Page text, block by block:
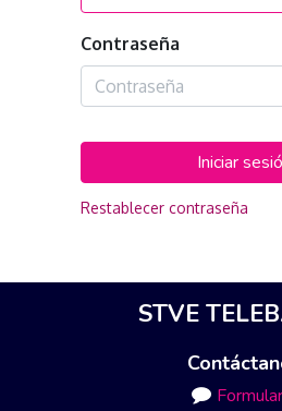
Contraseña
Iniciar
Restablecer contraseña
STVE